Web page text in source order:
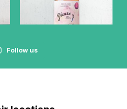
Follow us